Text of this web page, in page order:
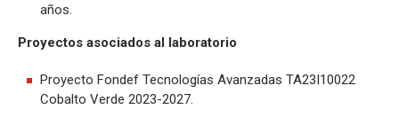
años.
Proyectos asociados al laboratorio
Proyecto Fondef Tecnologías Avanzadas TA23I10022
Cobalto Verde 2023-2027.